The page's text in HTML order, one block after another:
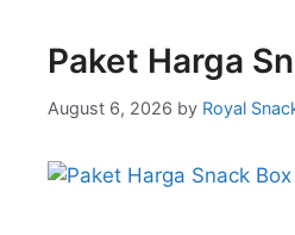
Paket Harga
August 6, 2026 by Royal